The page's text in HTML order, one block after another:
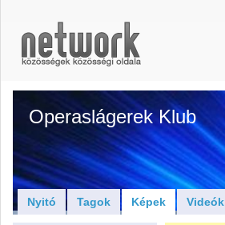
Operaslágerek Klub
Nyitó Tagok Képek Videók